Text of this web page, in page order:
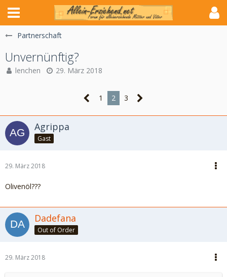
Partnerschaft
Unvernünftig?
lenchen 29. März 2018
1 2 3
Agrippa
Gast
29. März 2018
Olivenöl???
Dadefana
Out of Order
29. März 2018